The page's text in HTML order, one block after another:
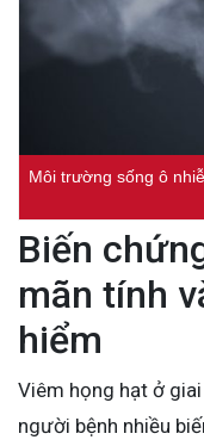
Môi trường sống ô
Biến
mãn tính
hiểm
Viêm họng hạt ở
người bệnh nhiều